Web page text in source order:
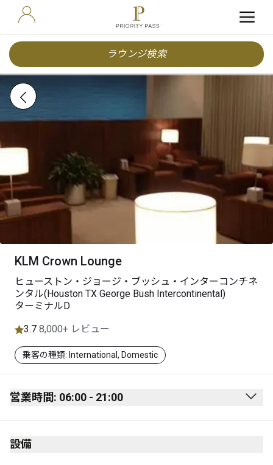
ラウンジ検索
KLM Crown Lounge
ヒューストン・ジョージ・ブッシュ・インターコンチネ
ンタル(Houston TX George Bush Intercontinental)
ターミナルD
3.7 8,000+ レビュー
乗客の種類: International, Domestic
営業時間: 06:00 - 21:00
Monday 06:00 - 21:00
Tuesday
設備